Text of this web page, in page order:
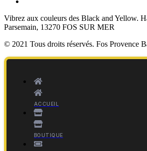
Vibrez aux couleurs des Black and Yellow.
Parsemain, 13270 FOS SUR MER
© 2021 Tous droits réservés. Fos Provence
ACCUEIL
BOUTIQUE